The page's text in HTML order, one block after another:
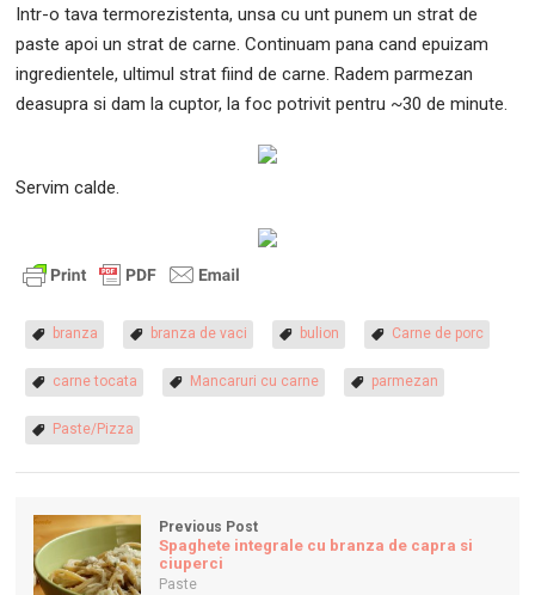
Intr-o tava termorezistenta, unsa cu unt punem un strat de
paste apoi un strat de carne. Continuam pana cand epuizam
ingredientele, ultimul strat fiind de carne. Radem parmezan
deasupra si dam la cuptor, la foc potrivit pentru ~30 de minute.
Servim calde.
branza branza de vaci bulion Carne de porc
carne tocata Mancaruri cu carne parmezan
Paste/Pizza
Previous Post
Spaghete integrale cu branza de capra si
ciuperci
Paste